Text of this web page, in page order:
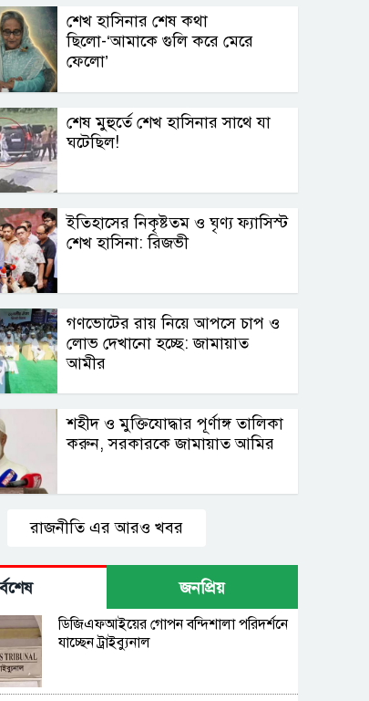
শেখ হাসিনার শেষ কথা
ছিলো-‘আমাকে গুলি করে মেরে
ফেলো’
শেষ মুহুর্তে শেখ হাসিনার সাথে যা
ঘটেছিল!
ইতিহাসের নিকৃষ্টতম ও ঘৃণ্য ফ্যাসিস্ট
শেখ হাসিনা: রিজভী
গণভোটের রায় নিয়ে আপসে চাপ ও
লোভ দেখানো হচ্ছে: জামায়াত
আমীর
শহীদ ও মুক্তিযোদ্ধার পূর্ণাঙ্গ তালিকা
করুন, সরকারকে জামায়াত আমির
রাজনীতি এর আরও খবর
জনপ্রিয়
ডিজিএফআইয়ের গোপন বন্দিশালা পরিদর্শনে
যাচ্ছেন ট্রাইব্যুনাল